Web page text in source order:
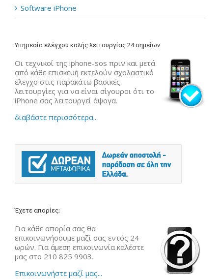
Software iPhone
Υπηρεσία ελέγχου καλής λειτουργίας 24 σημείων
Οι τεχνικοί της iphone-sos πριν και μετά
από κάθε επισκευή εκτελούν σχολαστικό
έλεγχο στις παρακάτω βασικές
λειτουργίες για να είναι σίγουροι ότι το
iPhone σας λειτουργεί άψογα.
διαβάστε περισσότερα...
Έχετε απορίες;
Για κάθε απορία σας θα
επικοινωνήσουμε μαζί σας εντός 24
ωρών. Για άμεση επικοινωνία καλέστε
μας στο 210 825 9903.
Επικοινωνήστε μαζί μας...